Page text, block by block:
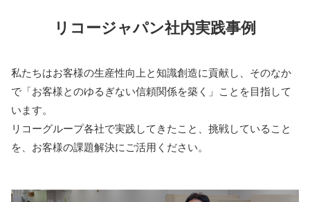
リコージャパン社内実践事例
私たちはお客様の生産性向上と知識創造に貢献し、そのなか
で「お客様とのゆるぎない信頼関係を築く」ことを目指して
います。
リコーグループ各社で実践してきたこと、挑戦していること
を、お客様の課題解決にご活用ください。